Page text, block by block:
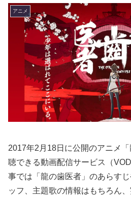
アニメ
2017年2月18日に公開のアニメ
聴できる動画配信サービス（
事では「龍の歯医者」のあらす
ッフ、主題歌の情報はもちろん